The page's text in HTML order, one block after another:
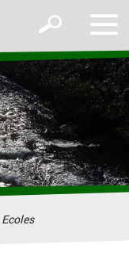
le
Afficher
formulaire
de
recherche
Ecoles